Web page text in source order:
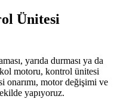
Ünitesi
yarıda durması ya da
motoru, kontrol ünitesi
onarımı, motor değişimi ve
yapıyoruz.